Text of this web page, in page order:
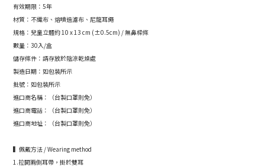
有效期限：5年
材質：不織布、熔噴過濾布、尼龍耳繩
規格：兒童立體約 10 x 13 cm (±0.5cm) / 無鼻樑條
數量：30入/盒
儲存條件：請存放於陰涼乾燥處
製造日期：如包裝所示
批號：如包裝所示
進口商名稱：（台製口罩則免）
進口商電話：（台製口罩則免）
進口商地址：（台製口罩則免）
▍佩戴方法 / Wearing method
1.拉開兩側耳帶，掛於雙耳